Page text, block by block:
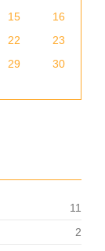
15
16
22
23
29
30
11
2